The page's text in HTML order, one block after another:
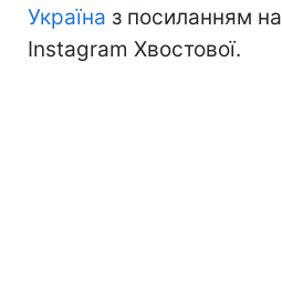
Україна з посиланням на
Instagram Хвостової.